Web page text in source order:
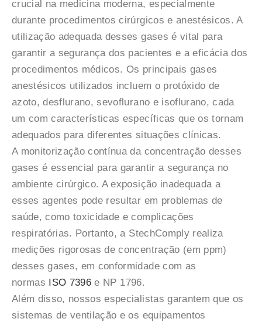
crucial na medicina moderna, especialmente
durante procedimentos cirúrgicos e anestésicos. A
utilização adequada desses gases é vital para
garantir a segurança dos pacientes e a eficácia dos
procedimentos médicos. Os principais gases
anestésicos utilizados incluem o protóxido de
azoto, desflurano, sevoflurano e isoflurano, cada
um com características específicas que os tornam
adequados para diferentes situações clínicas.
A monitorização contínua da concentração desses
gases é essencial para garantir a segurança no
ambiente cirúrgico. A exposição inadequada a
esses agentes pode resultar em problemas de
saúde, como toxicidade e complicações
respiratórias. Portanto, a StechComply realiza
medições rigorosas de concentração (em ppm)
desses gases, em conformidade com as
normas ISO 7396 e NP 1796.
Além disso, nossos especialistas garantem que os
sistemas de ventilação e os equipamentos